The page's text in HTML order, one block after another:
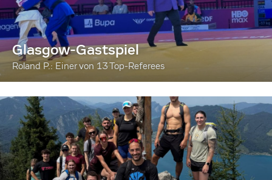
Glasgow-Gastspiel
Roland P.: Einer von 13 Top-Referees